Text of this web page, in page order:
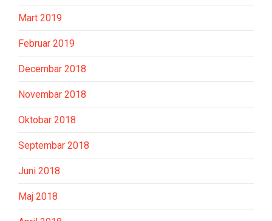
Mart 2019
Februar 2019
Decembar 2018
Novembar 2018
Oktobar 2018
Septembar 2018
Juni 2018
Maj 2018